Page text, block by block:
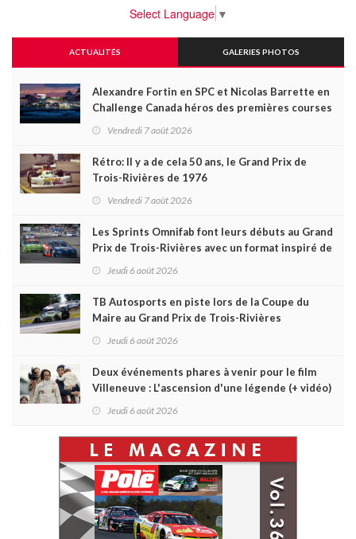
Select Language ▼
ACTUALITÉS GALERIES PHOTOS
Alexandre Fortin en SPC et Nicolas Barrette en
Challenge Canada héros des premières courses
Vendredi 7 août 2026
Rétro: Il y a de cela 50 ans, le Grand Prix de
Trois-Rivières de 1976
Vendredi 7 août 2026
Les Sprints Omnifab font leurs débuts au Grand
Prix de Trois-Rivières avec un format inspiré de
Jeudi 6 août 2026
TB Autosports en piste lors de la Coupe du
Maire au Grand Prix de Trois-Rivières
Jeudi 6 août 2026
Deux événements phares à venir pour le film
Villeneuve : L'ascension d'une légende (+ vidéo)
Jeudi 6 août 2026